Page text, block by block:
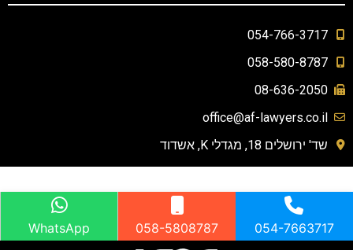
054-766-3717
058-580-8787
08-636-2050
office@af-lawyers.co.il
שד' ירושלים 18, מגדלי K, אשדוד
054-7663717
058-5808787
WhatsApp